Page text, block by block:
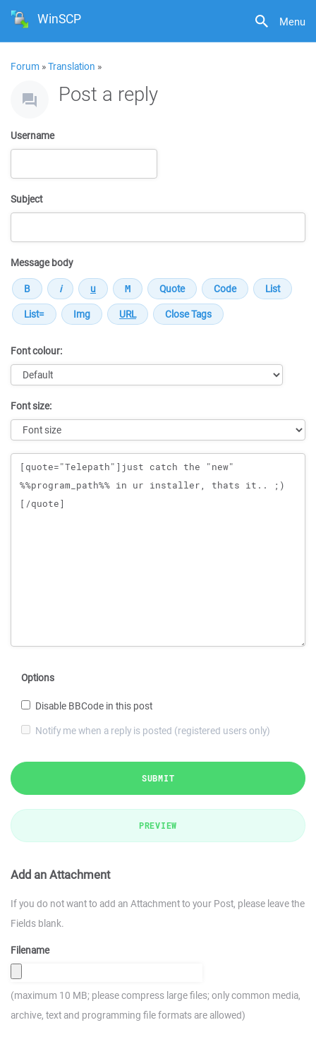
Menu
WinSCP
Forum »Translation »
Post a reply
Username
Subject
Message body
Font colour:
Font size:
Message
Options
Disable BBCode in this post
Notify me when a reply is posted (registered users only)
SUBMIT
PREVIEW
Add an Attachment
If you do not want to add an Attachment to your Post, please leave the
Fields blank.
Filename
(maximum 10 MB; please compress large files; only common media,
archive, text and programming file formats are allowed)